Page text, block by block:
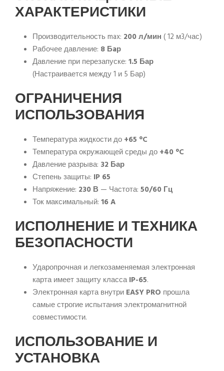
ХАРАКТЕРИСТИКИ
Производительность max: 200 л/мин ( 12 м3/час)
Рабочее давление: 8 Бaр
Давление при перезапуске: 1.5 Бар
(Настраивается между 1 и 5 Бар)
ОГРАНИЧЕНИЯ
ИСПОЛЬЗОВАНИЯ
Температура жидкости до +65 °C
Температура окружающей среды до +40 °C
Давление разрыва: 32 Бар
Степень защиты: IP 65
Напряжение: 230 В — Частота: 50/60 Гц
Ток максимальный: 16 A
ИСПОЛНЕНИЕ И ТЕХНИКА
БЕЗОПАСНОСТИ
Ударопрочная и легкозаменяемая электронная
карта имеет защиту классаIP-65.
Электронная карта внутри EASY PRO прошла
самые строгие испытания электромагнитной
совместимости.
ИСПОЛЬЗОВАНИЕ И
УСТАНОВКА